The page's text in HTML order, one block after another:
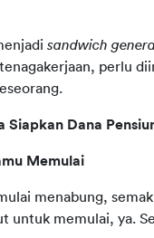
sandwich
perlu
Siapkan Dana
Memulai
menabung,
untuk memulai, ya.